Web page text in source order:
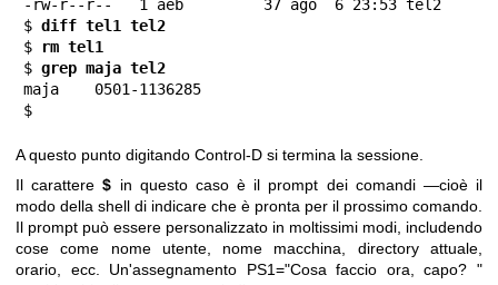
-rw-r--r--   1 aeb         37 ago  6 23:53 tel2
$ diff tel1 tel2
$
rm tel1
$ grep maja tel2
maja    0501-1136285
$
A questo punto digitando Control-D si termina la sessione.
Il carattere$ in questo caso è il prompt dei comandi —cioè il
modo della shell di indicare che è pronta per il prossimo comando.
Il prompt può essere personalizzato in moltissimi modi, includendo
cose come nome utente, nome macchina, directory attuale,
orario, ecc. Un'assegnamento PS1="Cosa faccio ora, capo? "